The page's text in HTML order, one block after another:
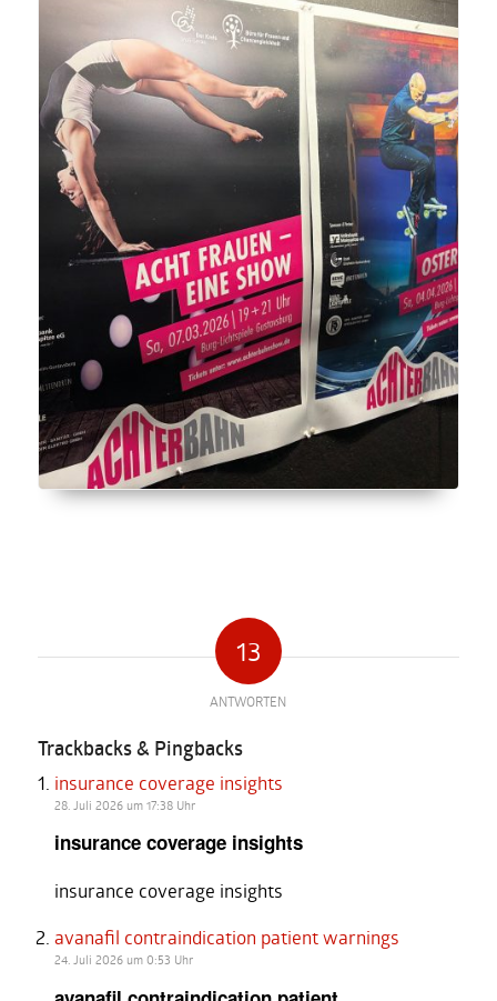
13
ANTWORTEN
Trackbacks & Pingbacks
insurance coverage insights
28. Juli 2026 um 17:38 Uhr
insurance coverage insights
insurance coverage insights
avanafil contraindication patient warnings
24. Juli 2026 um 0:53 Uhr